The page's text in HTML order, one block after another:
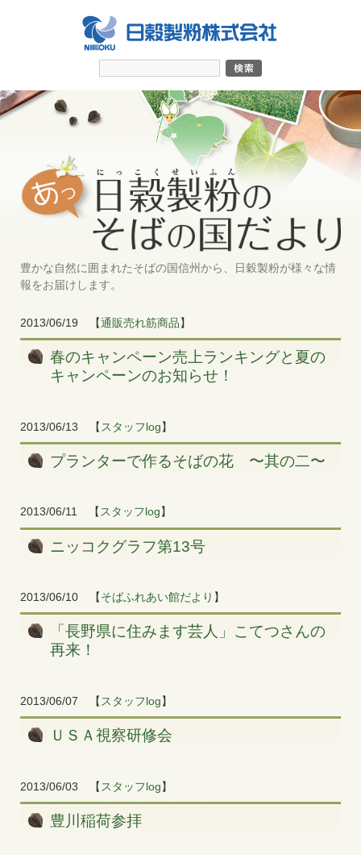
豊かな自然に囲まれたそばの国信州から、日穀製粉が様々な情
報をお届けします。
2013/06/19 【通販売れ筋商品】
春のキャンペーン売上ランキングと夏の
キャンペーンのお知らせ！
2013/06/13 【 スタッフlog】
プランターで作るそばの花 〜其の二〜
2013/06/11 【スタッフlog】
ニッコクグラフ第13号
2013/06/10 【そばふれあい館だより 】
「長野県に住みます芸人」こてつさんの
再来！
2013/06/07 【 スタッフlog】
ＵＳＡ視察研修会
2013/06/03 【 スタッフlog】
豊川稲荷参拝